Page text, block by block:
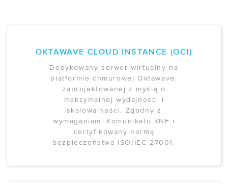
OKTAWAVE CLOUD INSTANCE (OCI)
Dedykowany serwer wirtualny na
platformie chmurowej Oktawave,
zaprojektowanej z myślą o
maksymalnej wydajności i
skalowalności. Zgodny z
wymaganiami Komunikatu KNF i
certyfikowany normą
bezpieczeństwa ISO/IEC 27001.